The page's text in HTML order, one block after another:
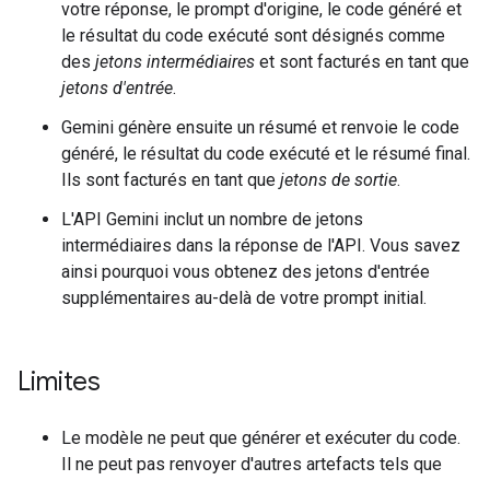
votre réponse, le prompt d'origine, le code généré et
le résultat du code exécuté sont désignés comme
des jetons intermédiaires et sont facturés en tant que
jetons d'entrée.
Gemini génère ensuite un résumé et renvoie le code
généré, le résultat du code exécuté et le résumé final.
Ils sont facturés en tant que jetons de sortie.
L'API Gemini inclut un nombre de jetons
intermédiaires dans la réponse de l'API. Vous savez
ainsi pourquoi vous obtenez des jetons d'entrée
supplémentaires au-delà de votre prompt initial.
Limites
Le modèle ne peut que générer et exécuter du code.
Il ne peut pas renvoyer d'autres artefacts tels que